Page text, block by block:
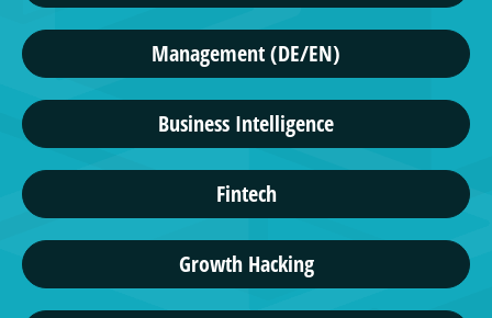
Management (DE/EN)
Business Intelligence
Fintech
Growth Hacking